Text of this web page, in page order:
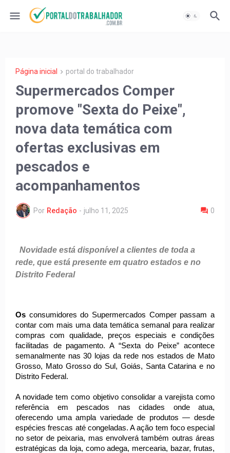
Página inicial portal do trabalhador
Supermercados Comper
promove "Sexta do Peixe",
nova data temática com
ofertas exclusivas em
pescados e
acompanhamentos
Por Redação - julho 11, 2025 0
Novidade está disponível a clientes de toda a
rede, que está presente em quatro estados e no
Distrito Federal
Os consumidores do Supermercados Comper passam a
contar com mais uma data temática semanal para realizar
compras com qualidade, preços especiais e condições
facilitadas de pagamento. A “Sexta do Peixe” acontece
semanalmente nas 30 lojas da rede nos estados de Mato
Grosso, Mato Grosso do Sul, Goiás, Santa Catarina e no
Distrito Federal.
A novidade tem como objetivo consolidar a varejista como
referência em pescados nas cidades onde atua,
oferecendo uma ampla variedade de produtos — desde
espécies frescas até congeladas. A ação tem foco especial
no setor de peixaria, mas envolverá também outras áreas
estratégicas da loja, como adega, mercearia, bazar, frutas,